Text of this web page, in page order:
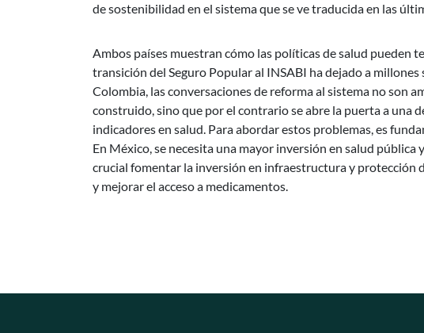
de sostenibilidad en el sistema que se ve traducida en las
Ambos países muestran cómo las políticas de salud pueden
transición del Seguro Popular al INSABI ha dejado a
Colombia, las conversaciones de reforma al sistema no son
construido, sino que por el contrario se abre la puerta a una
indicadores en salud. Para abordar estos problemas, es
En México, se necesita una mayor inversión en salud
crucial fomentar la inversión en infraestructura y
y mejorar el acceso a medicamentos.